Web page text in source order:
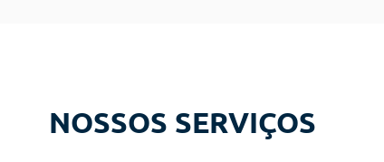
NOSSOS SERVIÇOS